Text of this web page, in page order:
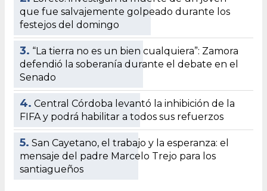
que fue salvajemente golpeado durante los
festejos del domingo
3. “La tierra no es un bien cualquiera”: Zamora
defendió la soberanía durante el debate en el
Senado
4. Central Córdoba levantó la inhibición de la
FIFA y podrá habilitar a todos sus refuerzos
5. San Cayetano, el trabajo y la esperanza: el
mensaje del padre Marcelo Trejo para los
santiagueños